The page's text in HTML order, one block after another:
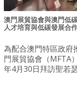
澳門展貿協會與澳門低
人才培育與低碳發展合
為配合澳門特區政府
門展貿協會（MFTA
年4月30日拜訪聖若瑟